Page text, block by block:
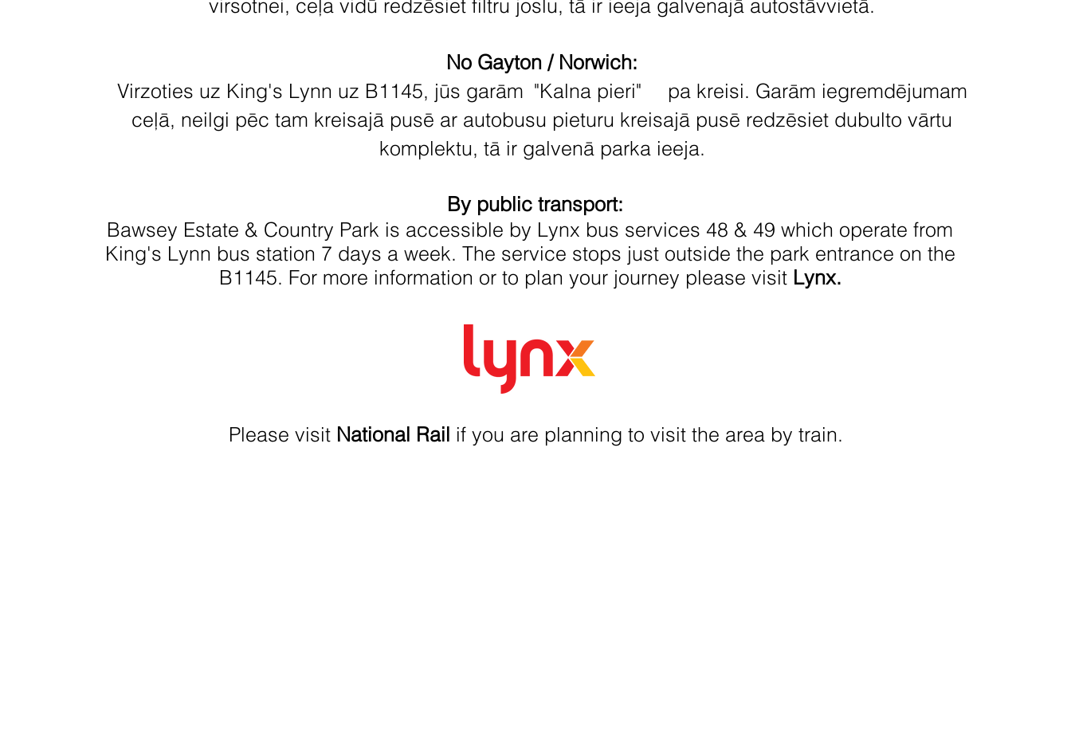
virsotnei, ceļa vidū redzēsiet filtru joslu, tā ir ieeja galvenajā autostāvvietā.
No Gayton / Norwich:
Virzoties uz King's Lynn uz B1145, jūs garām "Kalna pieri" pakreisi. Garām iegremdējumam
ceļā, neilgi pēc tam kreisajā pusē ar autobusu pieturu kreisajā pusē redzēsiet dubulto vārtu
komplektu, tā ir galvenā parka ieeja.
By public transport:
Bawsey Estate & Country Park is accessible by Lynx bus services 48 & 49 which operate from
King's Lynn bus station 7 days a week. The service stops just outside the park entrance on the
B1145. For more information or to plan your journey please visit Lynx.
Please visit National Rail if you are planning to visit the area by train.